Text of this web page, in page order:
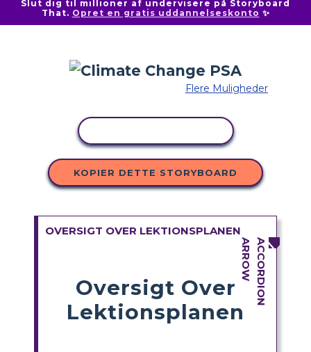
Slut dig til millioner af undervisere på Storyboard
That. Opret en gratis uddannelseskonto ✨
Flere Muligheder
KOPIER DETTE STORYBOARD
OVERSIGT OVER LEKTIONSPLANEN
Oversigt Over
Lektionsplanen